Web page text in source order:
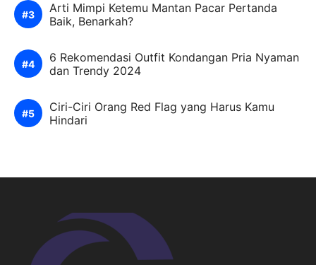
Arti Mimpi Ketemu Mantan Pacar Pertanda
Baik, Benarkah?
6 Rekomendasi Outfit Kondangan Pria Nyaman
dan Trendy 2024
Ciri-Ciri Orang Red Flag yang Harus Kamu
Hindari